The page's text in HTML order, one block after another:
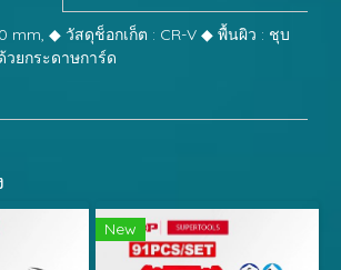
mm, ◆ วัสดุช็อกเก็ต : CR-V ◆ พื้นผิว : ชุบ
ยกระดาษการ์ด
New